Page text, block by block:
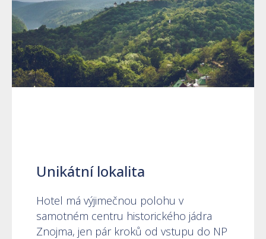
Unikátní lokalita
Hotel má výjimečnou polohu v
samotném centru historického jádra
Znojma, jen pár kroků od vstupu do NP